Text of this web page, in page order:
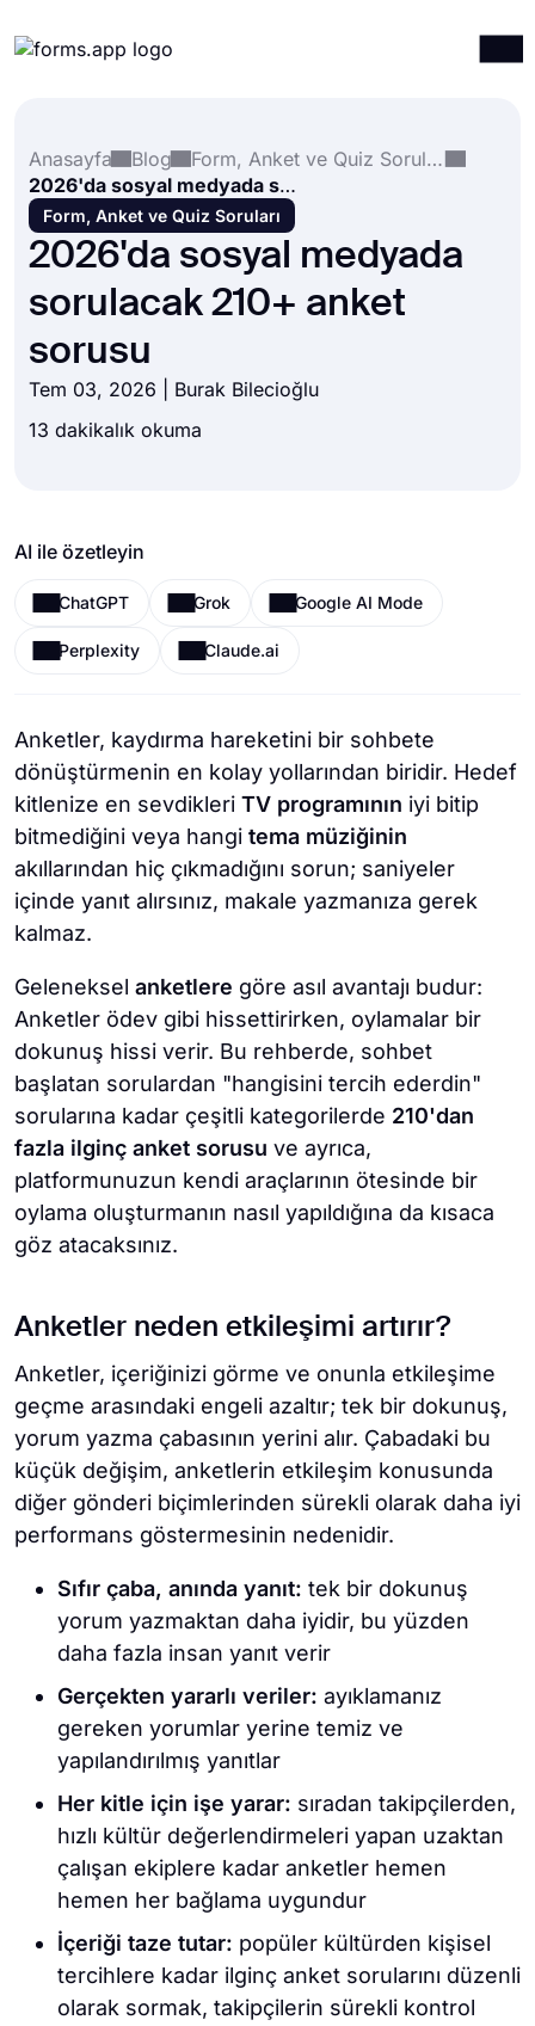
Entegrasyonlar
Şablonlar
Kaynaklar
Fiyatlandırma
Anasayfa
Blog
Form, Anket ve Quiz Soruları
2026'da sosyal medyada sorulacak 210+ anket sorusu
Form, Anket ve Quiz Soruları
2026'da sosyal medyada
sorulacak 210+ anket
sorusu
Tem 03, 2026 | Burak Bilecioğlu
13 dakikalık okuma
AI ile özetleyin
ChatGPT Grok Google AI Mode
Perplexity Claude.ai
Anketler, kaydırma hareketini bir sohbete
dönüştürmenin en kolay yollarından biridir. Hedef
kitlenize en sevdikleri TV programının iyi bitip
bitmediğini veya hangi tema müziğinin
akıllarından hiç çıkmadığını sorun; saniyeler
içinde yanıt alırsınız, makale yazmanıza gerek
kalmaz.
Geleneksel anketlere göre asıl avantajı budur:
Anketler ödev gibi hissettirirken, oylamalar bir
dokunuş hissi verir. Bu rehberde, sohbet
başlatan sorulardan "hangisini tercih ederdin"
sorularına kadar çeşitli kategorilerde 210'dan
fazla ilginç anket sorusu ve ayrıca,
platformunuzun kendi araçlarının ötesinde bir
oylama oluşturmanın nasıl yapıldığına da kısaca
göz atacaksınız.
Anketler neden etkileşimi artırır?
Anketler, içeriğinizi görme ve onunla etkileşime
geçme arasındaki engeli azaltır; tek bir dokunuş,
yorum yazma çabasının yerini alır. Çabadaki bu
küçük değişim, anketlerin etkileşim konusunda
diğer gönderi biçimlerinden sürekli olarak daha iyi
performans göstermesinin nedenidir.
Sıfır çaba, anında yanıt: tek bir dokunuş
yorum yazmaktan daha iyidir, bu yüzden
daha fazla insan yanıt verir
Gerçekten yararlı veriler: ayıklamanız
gereken yorumlar yerine temiz ve
yapılandırılmış yanıtlar
Her kitle için işe yarar: sıradan takipçilerden,
hızlı kültür değerlendirmeleri yapan uzaktan
çalışan ekiplere kadar anketler hemen
hemen her bağlama uygundur
İçeriği taze tutar: popüler kültürden kişisel
tercihlere kadar ilginç anket sorularını düzenli
olarak sormak, takipçilerin sürekli kontrol